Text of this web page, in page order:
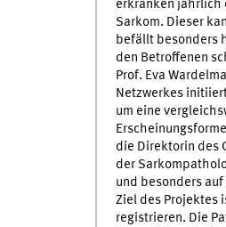
erkranken jährlich
Sarkom. Dieser
befällt besonders
den Betroffenen
Prof. Eva
Netzwerkes
um eine
die Direktorin des
der
und besonders
Ziel des Projektes
registrieren. Die